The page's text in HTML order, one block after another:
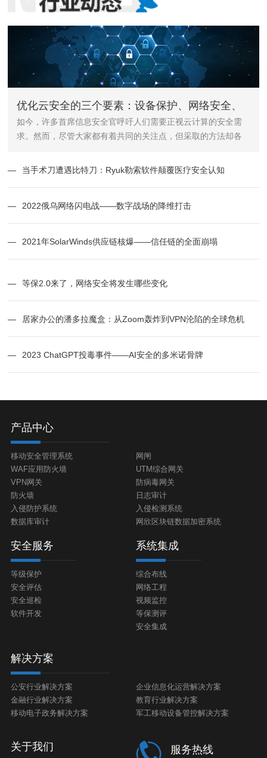
优化云安全的三个要素：设备保护、网络安全、
用户行为
如今，许多首席信息安全官呼吁人们需要正视云计算的安全需
求。然而，尽管大家都有着共同的关注点，但采取的方法却各
— 当手术刀遭遇比特刀：Ryuk勒索软件颠覆医疗安全认知
— 2022俄乌网络闪电战——数字战场的降维打击
— 2021年SolarWinds供应链核爆——信任链的全面崩塌
— 等保2.0来了，网络安全将发生哪些变化
— 居家办公的潘多拉魔盒：从Zoom轰炸到VPN沦陷的全球危机
— 2023 ChatGPT投毒事件——AI安全的多米诺骨牌
产品中心
移动安全管理系统
网闸
WAF应用防火墙
UTM综合网关
VPN网关
防病毒网关
防火墙
日志审计
入侵防护系统
入侵检测系统
数据库审计
网欣区块链数据加密系统
安全服务
等级保护
安全评估
安全巡检
软件开发
系统集成
综合布线
网络工程
视频监控
等保测评
安全集成
解决方案
公安行业解决方案
企业信息化运营解决方案
金融行业解决方案
教育行业解决方案
移动电子政务解决方案
军工移动设备管控解决方案
关于我们 服务热线